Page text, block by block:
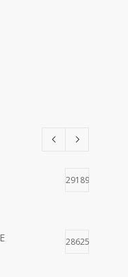
29189
28625